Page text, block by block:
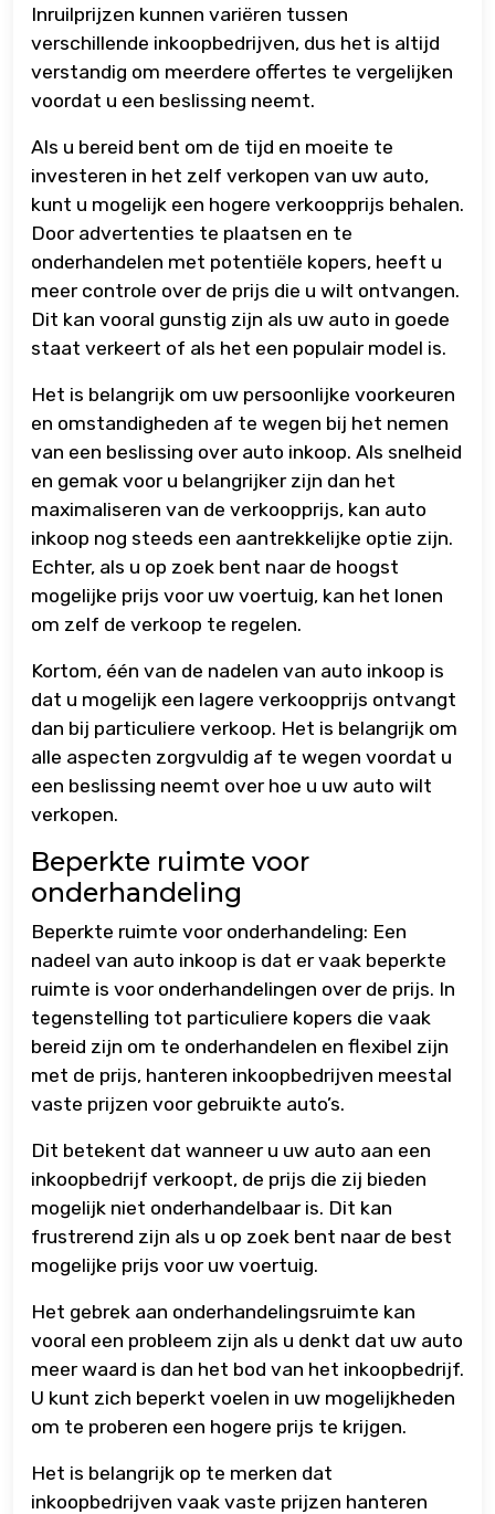
Inruilprijzen kunnen variëren tussen
verschillende inkoopbedrijven, dus het is altijd
verstandig om meerdere offertes te vergelijken
voordat u een beslissing neemt.
Als u bereid bent om de tijd en moeite te
investeren in het zelf verkopen van uw auto,
kunt u mogelijk een hogere verkoopprijs behalen.
Door advertenties te plaatsen en te
onderhandelen met potentiële kopers, heeft u
meer controle over de prijs die u wilt ontvangen.
Dit kan vooral gunstig zijn als uw auto in goede
staat verkeert of als het een populair model is.
Het is belangrijk om uw persoonlijke voorkeuren
en omstandigheden af te wegen bij het nemen
van een beslissing over auto inkoop. Als snelheid
en gemak voor u belangrijker zijn dan het
maximaliseren van de verkoopprijs, kan auto
inkoop nog steeds een aantrekkelijke optie zijn.
Echter, als u op zoek bent naar de hoogst
mogelijke prijs voor uw voertuig, kan het lonen
om zelf de verkoop te regelen.
Kortom, één van de nadelen van auto inkoop is
dat u mogelijk een lagere verkoopprijs ontvangt
dan bij particuliere verkoop. Het is belangrijk om
alle aspecten zorgvuldig af te wegen voordat u
een beslissing neemt over hoe u uw auto wilt
verkopen.
Beperkte ruimte voor
onderhandeling
Beperkte ruimte voor onderhandeling: Een
nadeel van auto inkoop is dat er vaak beperkte
ruimte is voor onderhandelingen over de prijs. In
tegenstelling tot particuliere kopers die vaak
bereid zijn om te onderhandelen en flexibel zijn
met de prijs, hanteren inkoopbedrijven meestal
vaste prijzen voor gebruikte auto’s.
Dit betekent dat wanneer u uw auto aan een
inkoopbedrijf verkoopt, de prijs die zij bieden
mogelijk niet onderhandelbaar is. Dit kan
frustrerend zijn als u op zoek bent naar de best
mogelijke prijs voor uw voertuig.
Het gebrek aan onderhandelingsruimte kan
vooral een probleem zijn als u denkt dat uw auto
meer waard is dan het bod van het inkoopbedrijf.
U kunt zich beperkt voelen in uw mogelijkheden
om te proberen een hogere prijs te krijgen.
Het is belangrijk op te merken dat
inkoopbedrijven vaak vaste prijzen hanteren